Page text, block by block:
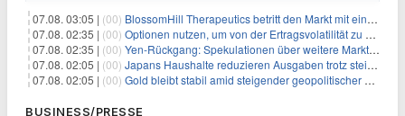
07.08. 03:05 | (00) BlossomHill Therapeutics betritt den Markt mit einem IPO-Boost von 150 Millionen Dollar
07.08. 02:35 | (00) Optionen nutzen, um von der Ertragsvolatilität zu profitieren
07.08. 02:35 | (00) Yen-Rückgang: Spekulationen über weitere Marktinterventionen nehmen zu
07.08. 02:05 | (00) Japans Haushalte reduzieren Ausgaben trotz steigender Löhne: Ein Warnsignal für das Wachstum
07.08. 02:05 | (00) Gold bleibt stabil amid steigender geopolitischer Spannungen im Persischen Golf
BUSINESS/PRESSE